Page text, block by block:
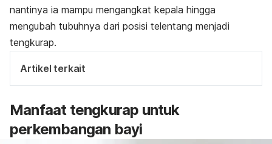
nantinya ia mampu mengangkat kepala hingga
mengubah tubuhnya dari posisi telentang menjadi
tengkurap.
Artikel terkait
Manfaat tengkurap untuk
perkembangan bayi